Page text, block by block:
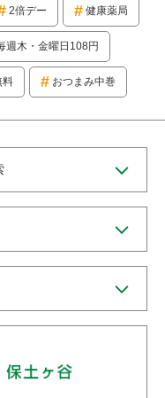
2倍デー 健康薬局
週木・金曜日108円
料 おつまみ中巻